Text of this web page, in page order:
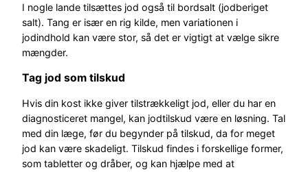
I nogle lande tilsættes jod også til bordsalt (jodberiget
salt). Tang er især en rig kilde, men variationen i
jodindhold kan være stor, så det er vigtigt at vælge sikre
mængder.
Tag jod som tilskud
Hvis din kost ikke giver tilstrækkeligt jod, eller du har en
diagnosticeret mangel, kan jodtilskud være en løsning. Tal
med din læge, før du begynder på tilskud, da for meget
jod kan være skadeligt. Tilskud findes i forskellige former,
som tabletter og dråber, og kan hjælpe med at